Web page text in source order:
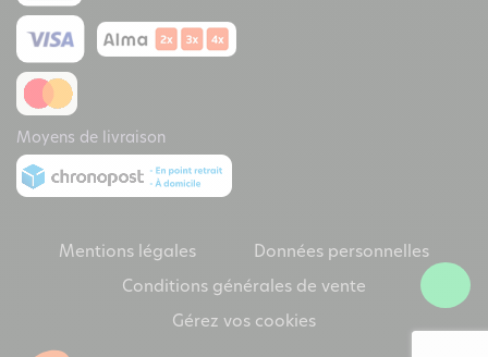
Moyens de livraison
Mentions légales Données personnelles
Conditions générales de vente
Gérez vos cookies